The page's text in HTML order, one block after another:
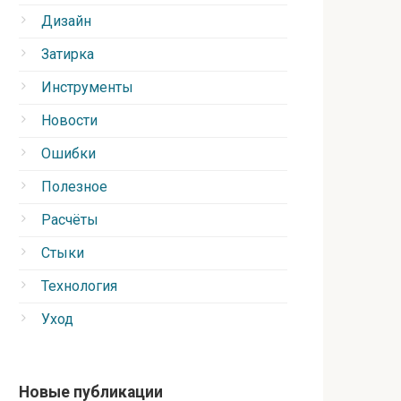
Дизайн
Затирка
Инструменты
Новости
Ошибки
Полезное
Расчёты
Стыки
Технология
Уход
Новые публикации